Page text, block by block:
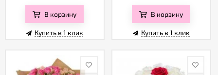
В корзину
Купить в 1 клик
В корзину
Купить в 1 клик